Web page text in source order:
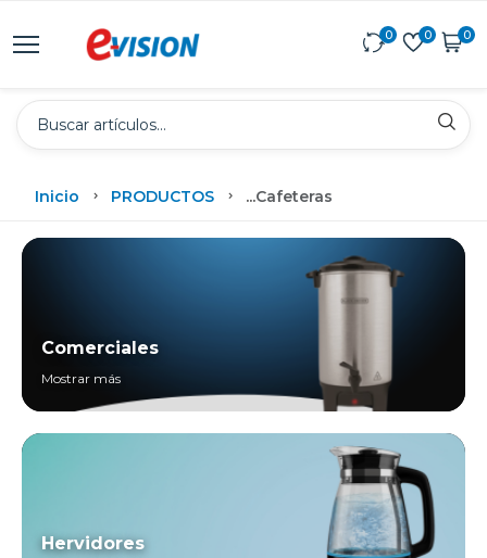
0 0 0
Inicio PRODUCTOS ...Cafeteras
Comerciales
Mostrar más
Hervidores